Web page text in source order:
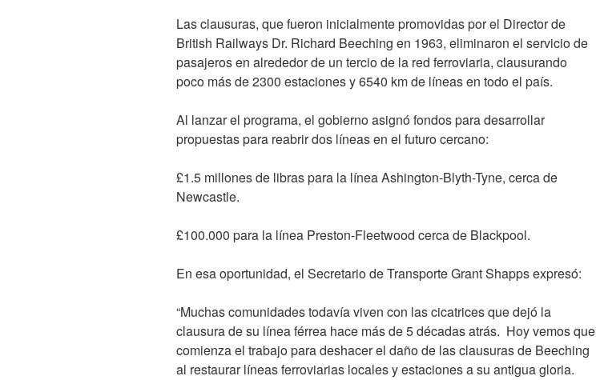
Las clausuras, que fueron inicialmente promovidas por el Director de
British Railways Dr. Richard Beeching en 1963, eliminaron el servicio de
pasajeros en alrededor de un tercio de la red ferroviaria, clausurando
poco más de 2300 estaciones y 6540 km de líneas en todo el país.
Al lanzar el programa, el gobierno asignó fondos para desarrollar
propuestas para reabrir dos líneas en el futuro cercano:
£1.5 millones de libras para la línea Ashington-Blyth-Tyne, cerca de
Newcastle.
£100.000 para la línea Preston-Fleetwood cerca de Blackpool.
En esa oportunidad, el Secretario de Transporte Grant Shapps expresó:
“Muchas comunidades todavía viven con las cicatrices que dejó la
clausura de su línea férrea hace más de 5 décadas atrás. Hoy vemos que
comienza el trabajo para deshacer el daño de las clausuras de Beeching
al restaurar líneas ferroviarias locales y estaciones a su antigua gloria.